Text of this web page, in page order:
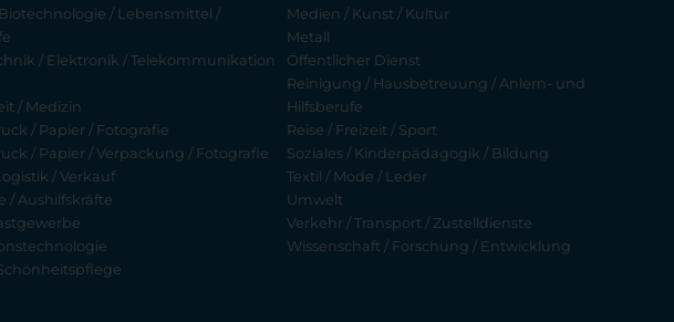
/ Lebensmittel /
/ Elektronik / Telekommunikation
/ Medizin
/ Papier / Fotografie
/ Papier / Verpackung / Fotografie
/ Verkauf
/ Aushilfskräfte
Medien / Kunst / Kultur
Metall
Öffentlicher Dienst
Reinigung / Hausbetreuung / Anlern- und
Hilfsberufe
Reise / Freizeit / Sport
Soziales / Kinderpädagogik / Bildung
Textil / Mode / Leder
Umwelt
Verkehr / Transport / Zustelldienste
Wissenschaft / Forschung / Entwicklung